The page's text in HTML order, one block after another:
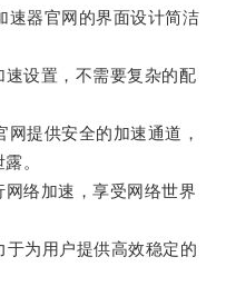
器官网的界面设计简洁
设置，不需要复杂的配
提供安全的加速通道，
。
络加速，享受网络世界
为用户提供高效稳定的